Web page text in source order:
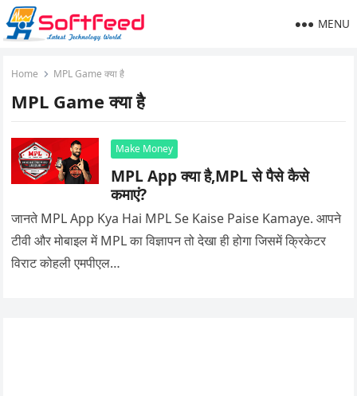
MENU
Home MPL Game क्या है
MPL Game क्या है
Make Money
MPL App क्या है,MPL से पैसे कैसे
कमाएं?
जानते MPL App Kya Hai MPL Se Kaise Paise Kamaye. आपने
टीवी और मोबाइल में MPL का विज्ञापन तो देखा ही होगा जिसमें क्रिकेटर
विराट कोहली एमपीएल…